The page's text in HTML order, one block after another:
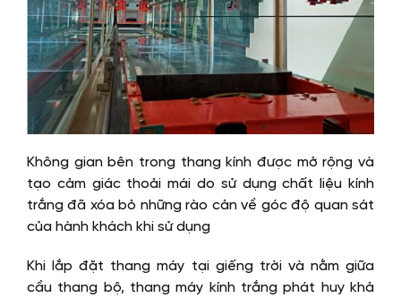
Không gian bên trong thang kính được mở rộng và
tạo cảm giác thoải mái do sử dụng chất liệu kính
trắng đã xóa bỏ những rào cản về góc độ quan sát
của hành khách khi sử dụng
Khi lắp đặt thang máy tại giếng trời và nằm giữa
cầu thang bộ, thang máy kính trắng phát huy khả